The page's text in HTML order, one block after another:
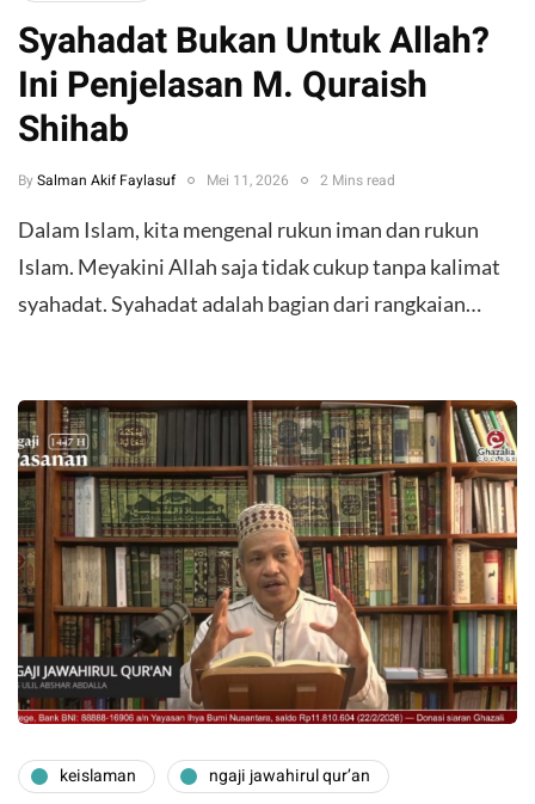
Syahadat Bukan Untuk Allah?
Ini Penjelasan M. Quraish
Shihab
By Salman Akif Faylasuf Mei 11, 2026 2 Mins read
Dalam Islam, kita mengenal rukun iman dan rukun
Islam. Meyakini Allah saja tidak cukup tanpa kalimat
syahadat. Syahadat adalah bagian dari rangkaian…
keislaman ngaji jawahirul qur’an